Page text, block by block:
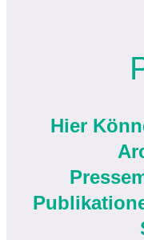
DATEN &
Hier